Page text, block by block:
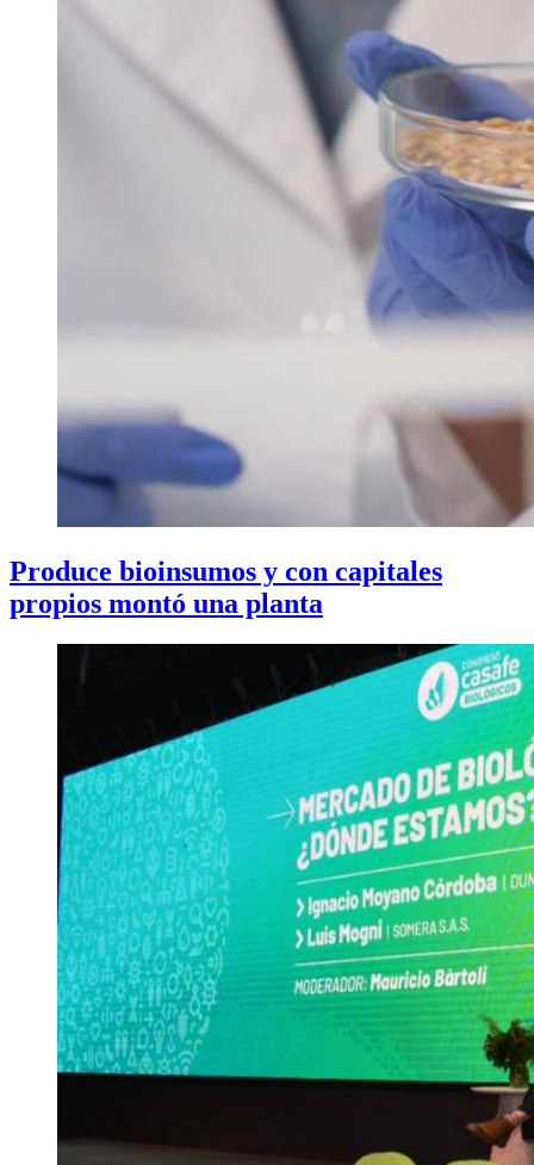
Produce bioinsumos y con capitales
propios montó una planta